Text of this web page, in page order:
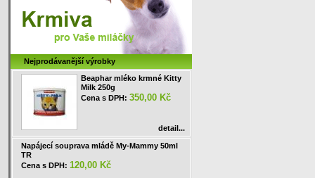
Nejprodávanější výrobky
Beaphar mléko krmné Kitty
Milk 250g
Cena s DPH: 350,00 Kč
detail...
Napájecí souprava mládě My-Mammy 50ml
TR
Cena s DPH: 120,00 Kč